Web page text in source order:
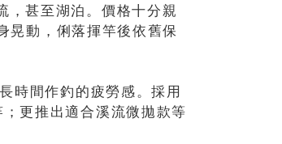
，甚至湖泊。價格十分親
晃動，俐落揮竿後依舊保
時間作釣的疲勞感。採用
更推出適合溪流微拋款等